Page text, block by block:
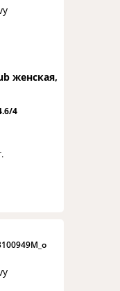
женская,
4